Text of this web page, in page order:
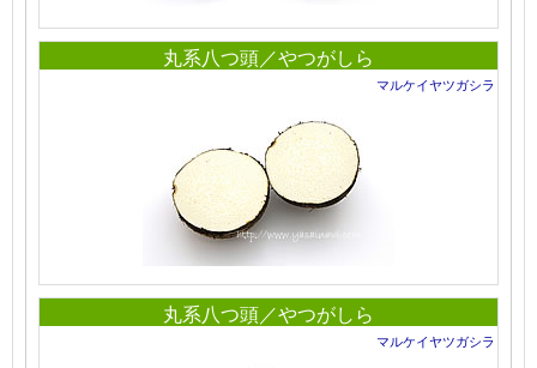
丸系八つ頭／やつがしら
マルケイヤツガシラ
丸系八つ頭／やつがしら
マルケイヤツガシラ